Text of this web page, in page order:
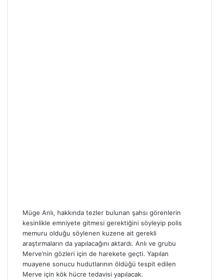
Müge Anlı, hakkında tezler bulunan şahsı görenlerin
kesinlikle emniyete gitmesi gerektiğini söyleyip polis
memuru olduğu söylenen kuzene ait gerekli
araştırmaların da yapılacağını aktardı. Anlı ve grubu
Merve’nin gözleri için de harekete geçti. Yapılan
muayene sonucu hudutlarının öldüğü tespit edilen
Merve için kök hücre tedavisi yapılacak.